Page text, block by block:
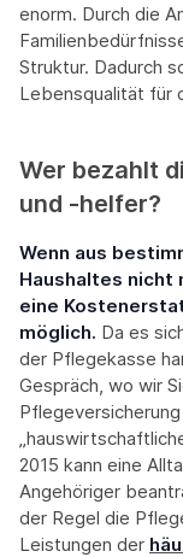
enorm. Durch die
Struktur. Dadurch
Lebensqualität für
Wer bezahlt
und -helfer?
Wenn aus
Haushaltes nicht
eine
möglich. Da es
der Pflegekasse
Gespräch, wo wir
2015 kann eine
Angehöriger
der Regel die
Leistungen der